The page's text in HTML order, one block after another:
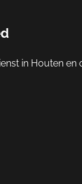
in Houten en